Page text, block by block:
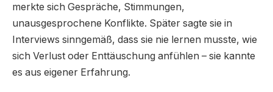
merkte sich Gespräche, Stimmungen,
unausgesprochene Konflikte. Später sagte sie in
Interviews sinngemäß, dass sie nie lernen musste, wie
sich Verlust oder Enttäuschung anfühlen – sie kannte
es aus eigener Erfahrung.